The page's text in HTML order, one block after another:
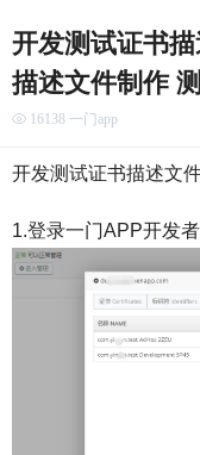
开发测试证书
描述文件制作
16138 一门app
开发测试证书描述文
1.登录一门APP开发